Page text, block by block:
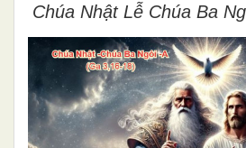
Chúa Nhật Lễ Chúa Ba